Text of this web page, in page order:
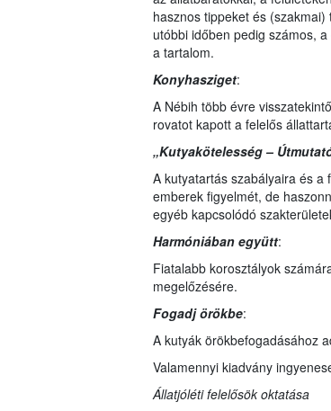
hasznos tippeket és
utóbbi időben pedig számos,
a tartalom.
Konyhasziget:
A Nébih több évre
rovatot kapott a felelős
„Kutyakötelesség –
A kutyatartás szabályaira és
emberek figyelmét, de
egyéb kapcsolódó
Harmóniában együtt:
Fiatalabb korosztályok
megelőzésére.
Fogadj örökbe:
A kutyák örökbefogadásához
Valamennyi kiadvány
Állatjóléti felelősök oktatása